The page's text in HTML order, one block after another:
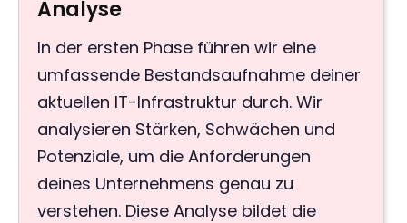
Analyse
In der ersten Phase führen wir eine
umfassende Bestandsaufnahme deiner
aktuellen IT-Infrastruktur durch. Wir
analysieren Stärken, Schwächen und
Potenziale, um die Anforderungen
deines Unternehmens genau zu
verstehen. Diese Analyse bildet die